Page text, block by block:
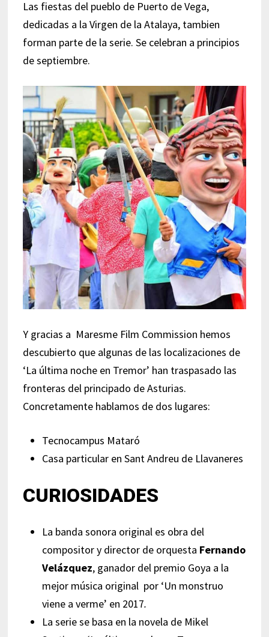
Las fiestas del pueblo de Puerto de Vega,
dedicadas a la Virgen de la Atalaya, tambien
forman parte de la serie. Se celebran a principios
de septiembre.
Y gracias a Maresme Film Commission hemos
descubierto que algunas de las localizaciones de
‘La última noche en Tremor’ han traspasado las
fronteras del principado de Asturias.
Concretamente hablamos de dos lugares:
Tecnocampus Mataró
Casa particular en Sant Andreu de Llavaneres
CURIOSIDADES
La banda sonora original es obra del
compositor y director de orquesta Fernando
Velázquez, ganador del premio Goya a la
mejor música original por ‘Un monstruo
viene a verme’ en 2017.
La serie se basa en la novela de Mikel